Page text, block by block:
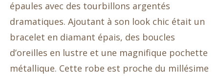
épaules avec des tourbillons argentés
dramatiques. Ajoutant à son look chic était un
bracelet en diamant épais, des boucles
d’oreilles en lustre et une magnifique pochette
métallique. Cette robe est proche du millésime